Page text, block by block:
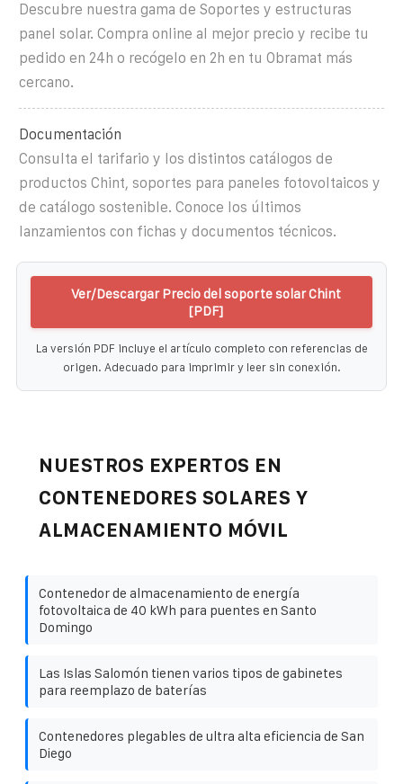
Descubre nuestra gama de Soportes y estructuras
panel solar. Compra online al mejor precio y recibe tu
pedido en 24h o recógelo en 2h en tu Obramat más
cercano.
Documentación
Consulta el tarifario y los distintos catálogos de
productos Chint, soportes para paneles fotovoltaicos y
de catálogo sostenible. Conoce los últimos
lanzamientos con fichas y documentos técnicos.
Ver/Descargar Precio del soporte solar Chint
[PDF]
La versión PDF incluye el artículo completo con referencias de
origen. Adecuado para imprimir y leer sin conexión.
NUESTROS EXPERTOS EN
CONTENEDORES SOLARES Y
ALMACENAMIENTO MÓVIL
Contenedor de almacenamiento de energía
fotovoltaica de 40 kWh para puentes en Santo
Domingo
Las Islas Salomón tienen varios tipos de gabinetes
para reemplazo de baterías
Contenedores plegables de ultra alta eficiencia de San
Diego